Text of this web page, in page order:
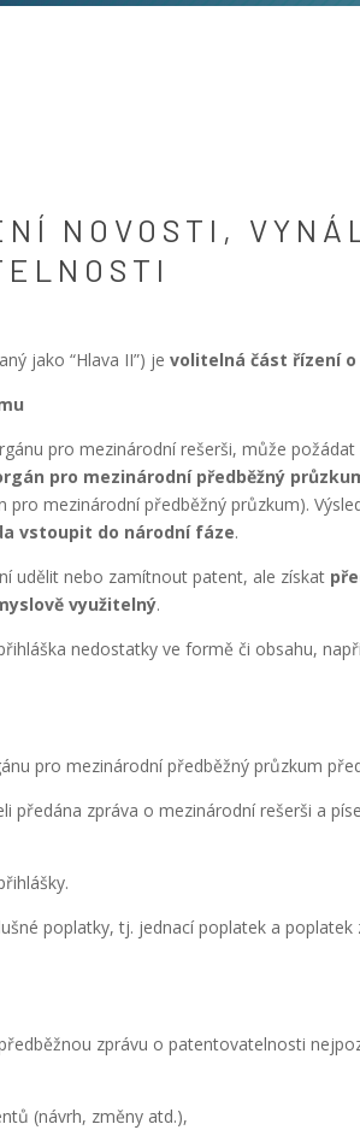
NOVOSTI,
jako “Hlava II”) jevolitelná část řízení o
pro mezinárodní rešerši, může
pro mezinárodní předběžný
mezinárodní předběžný průzkum).
vstoupit do národní fáze.
udělit nebo zamítnout patent, ale získat
využitelný.
nedostatky ve formě či obsahu,
pro mezinárodní předběžný průzkum
předána zpráva o mezinárodní rešerši a
poplatky, tj. jednací poplatek a
zprávu o patentovatelnosti
(návrh, změny atd.),